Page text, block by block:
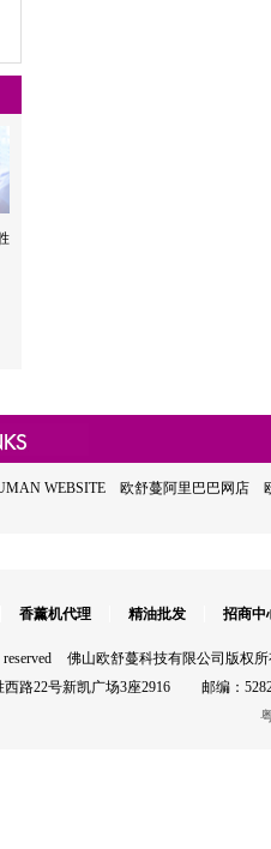
WEBSITE 欧舒蔓阿里巴巴网店
香薰机代理 精油批发
招商中
佛山欧舒蔓科技有限公司版权所
胜西路22号新凯广场3座2916 邮编